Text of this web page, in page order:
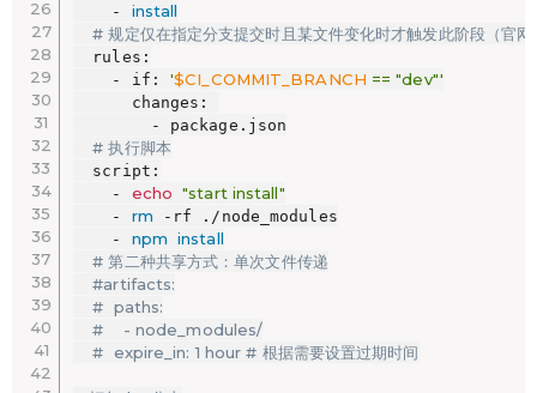
    -
install
# 规定仅在指定分支提交时且某文件变化时才触发此阶段（官
  rules:
    - if:
'$CI_COMMIT_BRANCH == "dev"'
      changes:
        - package.json
# 执行脚本
  script:
    -
echo "start install"
    -
rm -rf ./node_modules
    -
npm install
# 第二种共享方式：单次文件传递
#artifacts:
#  paths:
#    - node_modules/
#  expire_in: 1 hour # 根据需要设置过期时间